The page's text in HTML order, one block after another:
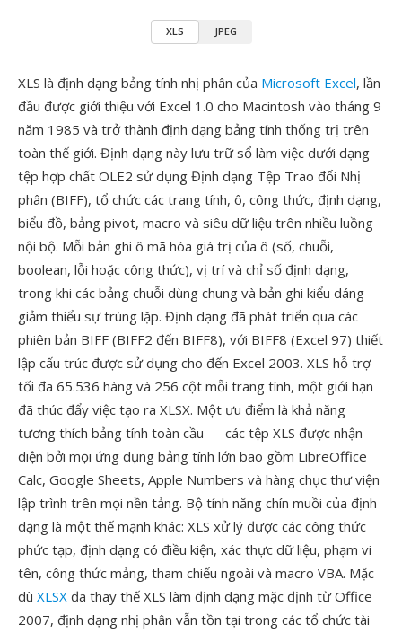
XLS JPEG
XLS là định dạng bảng tính nhị phân của Microsoft Excel, lần
đầu được giới thiệu với Excel 1.0 cho Macintosh vào tháng 9
năm 1985 và trở thành định dạng bảng tính thống trị trên
toàn thế giới. Định dạng này lưu trữ sổ làm việc dưới dạng
tệp hợp chất OLE2 sử dụng Định dạng Tệp Trao đổi Nhị
phân (BIFF), tổ chức các trang tính, ô, công thức, định dạng,
biểu đồ, bảng pivot, macro và siêu dữ liệu trên nhiều luồng
nội bộ. Mỗi bản ghi ô mã hóa giá trị của ô (số, chuỗi,
boolean, lỗi hoặc công thức), vị trí và chỉ số định dạng,
trong khi các bảng chuỗi dùng chung và bản ghi kiểu dáng
giảm thiểu sự trùng lặp. Định dạng đã phát triển qua các
phiên bản BIFF (BIFF2 đến BIFF8), với BIFF8 (Excel 97) thiết
lập cấu trúc được sử dụng cho đến Excel 2003. XLS hỗ trợ
tối đa 65.536 hàng và 256 cột mỗi trang tính, một giới hạn
đã thúc đẩy việc tạo ra XLSX. Một ưu điểm là khả năng
tương thích bảng tính toàn cầu — các tệp XLS được nhận
diện bởi mọi ứng dụng bảng tính lớn bao gồm LibreOffice
Calc, Google Sheets, Apple Numbers và hàng chục thư viện
lập trình trên mọi nền tảng. Bộ tính năng chín muồi của định
dạng là một thế mạnh khác: XLS xử lý được các công thức
phức tạp, định dạng có điều kiện, xác thực dữ liệu, phạm vi
tên, công thức mảng, tham chiếu ngoài và macro VBA. Mặc
dù XLSX đã thay thế XLS làm định dạng mặc định từ Office
2007, định dạng nhị phân vẫn tồn tại trong các tổ chức tài